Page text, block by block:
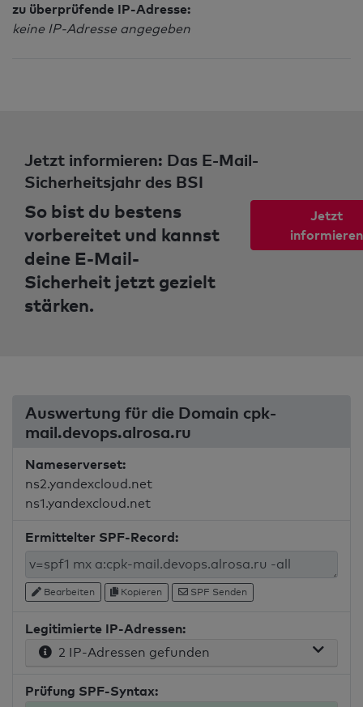
zu überprüfende IP-Adresse:
keine IP-Adresse angegeben
Jetzt informieren: Das E-Mail-
Sicherheitsjahr des BSI
So bist du bestens
vorbereitet und kannst
deine E-Mail-
Sicherheit jetzt gezielt
stärken.
Jetzt
informieren
Auswertung für die Domain cpk-
mail.devops.alrosa.ru
Nameserverset:
ns2.yandexcloud.net
ns1.yandexcloud.net
Ermittelter SPF-Record:
Bearbeiten Kopieren SPF Senden
Legitimierte IP-Adressen:
2 IP-Adressen gefunden
Prüfung SPF-Syntax: